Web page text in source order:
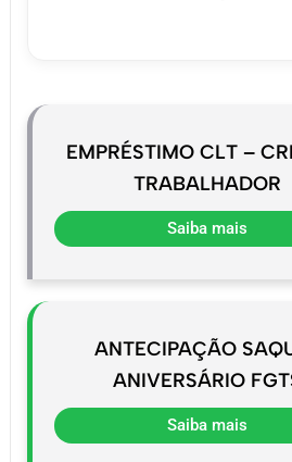
EMPRÉSTIMO CLT –
TRABALHADOR
Saiba mais
ANTECIPAÇÃO
ANIVERSÁRIO
Saiba mais